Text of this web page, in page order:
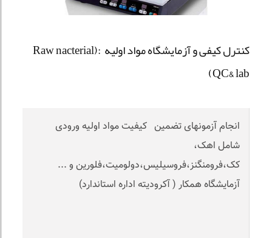
کنترل کیفی و آزمایشگاه مواد اولیه :(Raw nacterial
QC& lab)
انجام آزمونهای تضمین کیفیت مواد اولیه ورودی
شامل اهک،
کک،فرومنگنز،فروسیلیس،دولومیت،فلورین و ...
آزمایشگاه همکار ( آکرودیته اداره استاندارد)